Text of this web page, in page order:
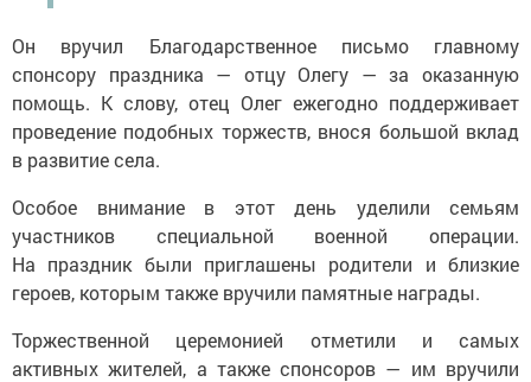
Он вручил Благодарственное письмо главному
спонсору праздника — отцу Олегу — за оказанную
помощь. К слову, отец Олег ежегодно поддерживает
проведение подобных торжеств, внося большой вклад
в развитие села.
Особое внимание в этот день уделили семьям
участников специальной военной операции.
На праздник были приглашены родители и близкие
героев, которым также вручили памятные награды.
Торжественной церемонией отметили и самых
активных жителей, а также спонсоров — им вручили